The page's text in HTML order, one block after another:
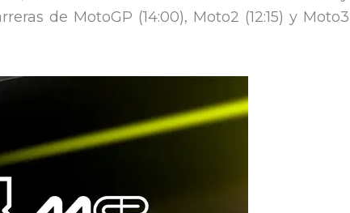
de MotoGP (14:00), Moto2 (12:15) y Moto3